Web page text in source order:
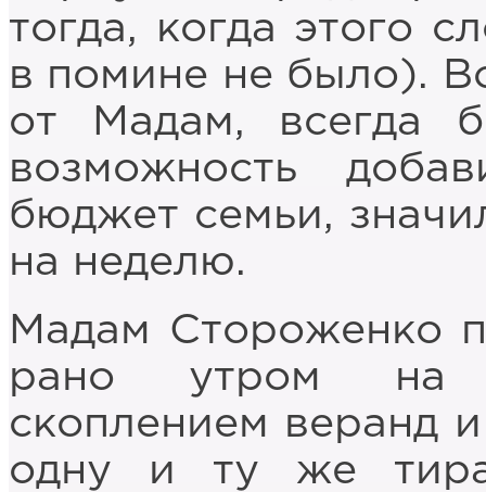
тогда, когда этого
в помине не было).
от Мадам, всегда
возможность
бюджет семьи,
на неделю.
Мадам Стороженко
рано утром на
скоплением веранд
одну и ту же